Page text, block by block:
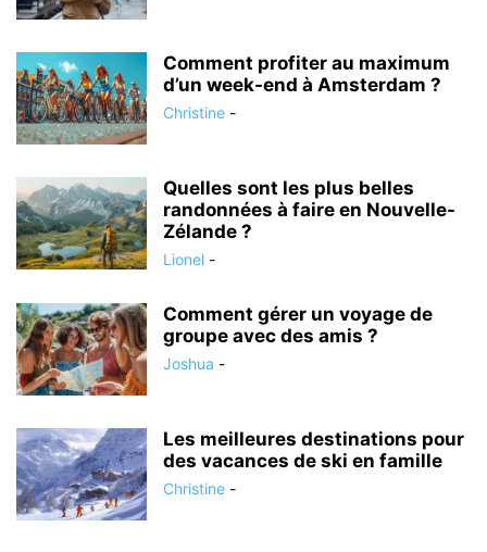
Comment profiter au maximum
d’un week-end à Amsterdam ?
Christine -
Quelles sont les plus belles
randonnées à faire en Nouvelle-
Zélande ?
Lionel -
Comment gérer un voyage de
groupe avec des amis ?
Joshua -
Les meilleures destinations pour
des vacances de ski en famille
Christine -